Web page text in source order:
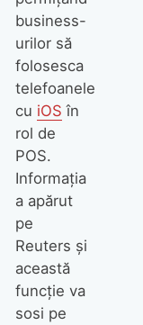
business-
urilor să
folosesca
telefoanele
cu iOS în
rol de
POS.
Informaţia
a apărut
pe
Reuters şi
această
funcţie va
sosi pe